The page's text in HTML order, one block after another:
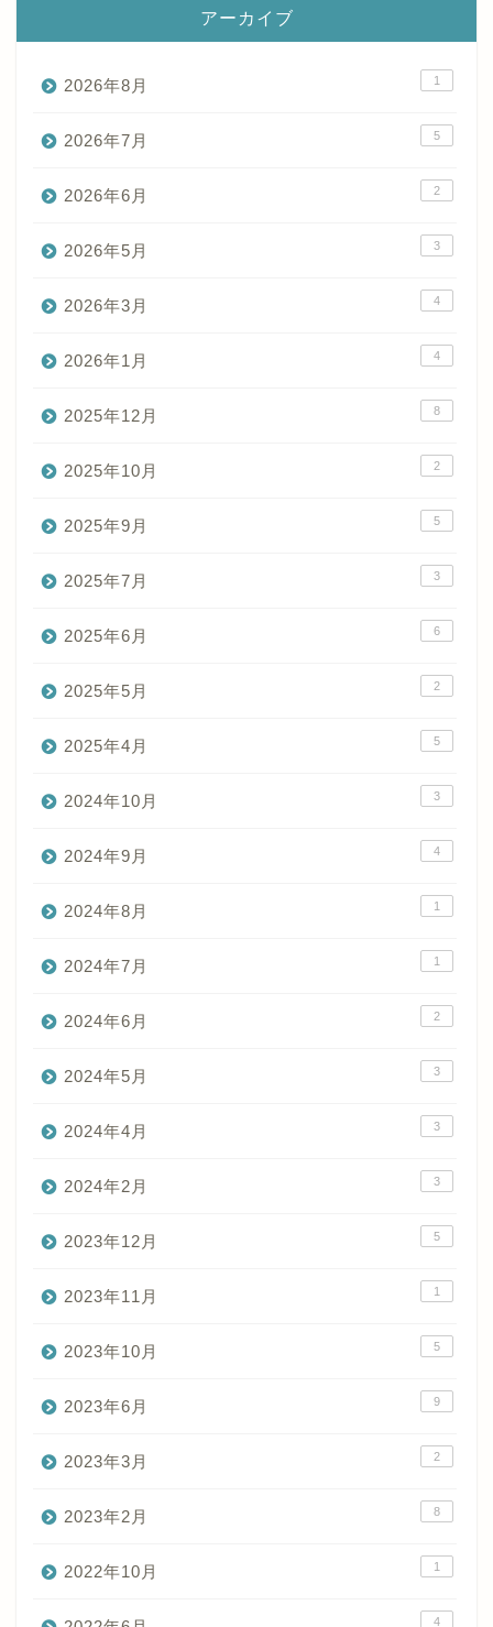
アーカイブ
2026年8月 1
2026年7月 5
2026年6月 2
2026年5月 3
2026年3月 4
2026年1月 4
2025年12月 8
2025年10月 2
2025年9月 5
2025年7月 3
2025年6月 6
2025年5月 2
2025年4月 5
2024年10月 3
2024年9月 4
2024年8月 1
2024年7月 1
2024年6月 2
2024年5月 3
2024年4月 3
2024年2月 3
2023年12月 5
2023年11月 1
2023年10月 5
2023年6月 9
2023年3月 2
2023年2月 8
2022年10月 1
4